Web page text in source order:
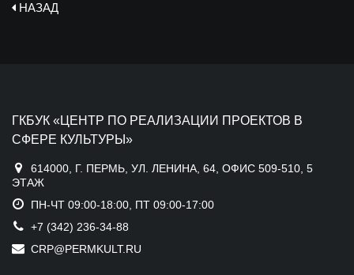
НАЗАД
ГКБУК «ЦЕНТР ПО РЕАЛИЗАЦИИ ПРОЕКТОВ В
СФЕРЕ КУЛЬТУРЫ»
614000, Г. ПЕРМЬ, УЛ. ЛЕНИНА, 64, ОФИС 509-510, 5
ЭТАЖ
ПН-ЧТ 09:00-18:00, ПТ 09:00-17:00
+7 (342) 236-34-88
CRP@PERMKULT.RU